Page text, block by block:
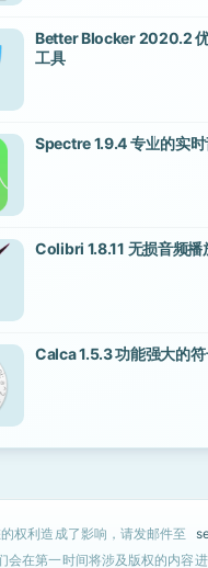
Better Blocker 2020.2
工具
Spectre 1.9.4 专业的实
Colibri 1.8.11 无损音频播
Calca 1.5.3 功能强大的
权利造成了影响，请发邮件至
会在第一时间将涉及版权的内容进